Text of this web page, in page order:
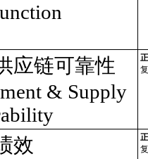
应链可靠性
& Supply
效